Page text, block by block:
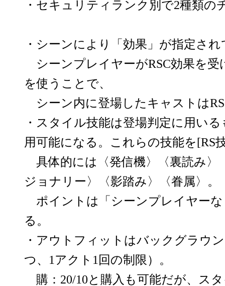
・セキュリティランク別で2種類の
・シーンにより「効果」が指定さ
シーンプレイヤーがRSC効果を
を使うことで、
シーン内に登場したキャストは
・スタイル技能は登場判定に用い
用可能になる。これらの技能を[RS
具体的には〈発信機〉〈裏読み〉
ジョナリー〉〈影踏み〉〈眷属〉。
ポイントは「シーンプレイヤー
る。
・アウトフィットはバックグラウ
つ、1アクト1回の制限）。
購：20/10と購入も可能だが、ス